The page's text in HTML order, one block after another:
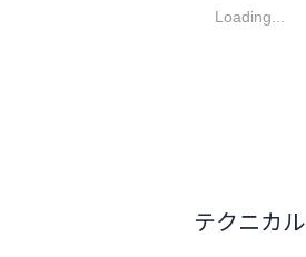
Loading...
テクニカル